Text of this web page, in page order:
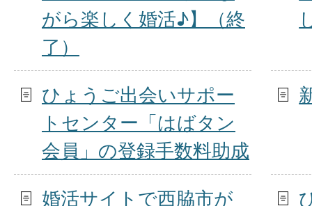
がら楽しく婚活♪】（終
了）
ひょうご出会いサポー
トセンター「はばタン
会員」の登録手数料助成
婚活サイトで西脇市が